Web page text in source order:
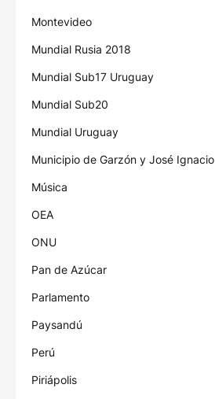
Montevideo
Mundial Rusia 2018
Mundial Sub17 Uruguay
Mundial Sub20
Mundial Uruguay
Municipio de Garzón y José Ignacio
Música
OEA
ONU
Pan de Azúcar
Parlamento
Paysandú
Perú
Piriápolis